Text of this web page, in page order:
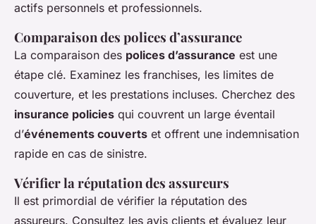
actifs personnels et professionnels.
Comparaison des polices d’assurance
La comparaison des polices d’assurance est une
étape clé. Examinez les franchises, les limites de
couverture, et les prestations incluses. Cherchez des
insurance policies qui couvrent un large éventail
d’événements couverts et offrent une indemnisation
rapide en cas de sinistre.
Vérifier la réputation des assureurs
Il est primordial de vérifier la réputation des
assureurs. Consultez les avis clients et évaluez leur